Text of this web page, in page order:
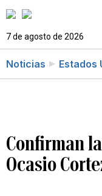
7 de agosto de 2026
Noticias Estados
Confirman
Ocasio